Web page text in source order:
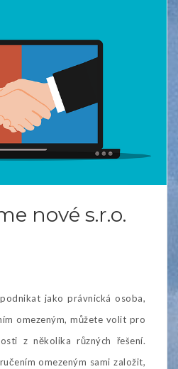
nové s.r.o.
jako právnická osoba,
omezeným, můžete volit pro
z několika různých řešení.
omezeným sami založit,